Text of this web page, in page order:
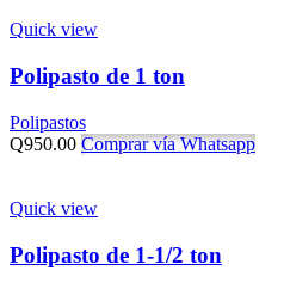
Quick view
Polipasto de 1 ton
Polipastos
Q950.00 Comprar vía Whatsapp
Quick view
Polipasto de 1-1/2 ton